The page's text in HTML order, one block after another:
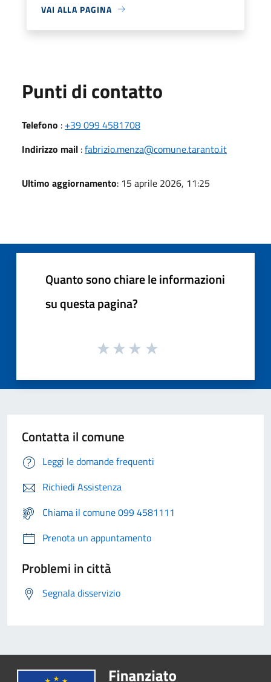
VAI ALLA PAGINA
Punti di contatto
Telefono : +39 099 4581708
Indirizzo mail :fabrizio.menza@comune.taranto.it
Ultimo aggiornamento: 15 aprile 2026, 11:25
Quanto sono chiare le informazioni
su questa pagina?
Contatta il comune
Leggi le domande frequenti
Richiedi Assistenza
Chiama il comune 099 4581111
Prenota un appuntamento
Problemi in città
Segnala disservizio